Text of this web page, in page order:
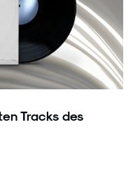
Tracks des